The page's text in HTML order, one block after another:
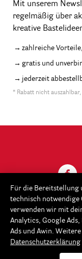
Mit unserem
regelmäßig über
kreative
zahlreiche
gratis und
jederzeit
* Rabatt nicht
Service
Für die Bereitstellung
technisch notwendige
verwenden wir mit
Analytics, Google Ads,
Ads und Awin.
Datenschutzerklärung